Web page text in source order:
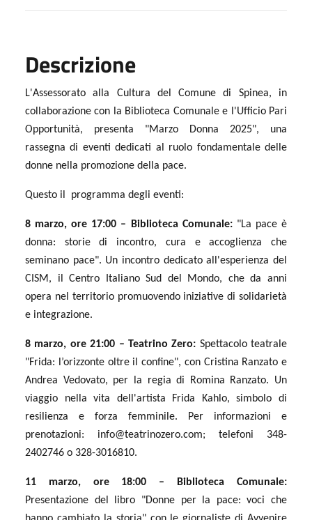
Descrizione
L'Assessorato alla Cultura del Comune di Spinea, in
collaborazione con la Biblioteca Comunale e l'Ufficio Pari
Opportunità, presenta "Marzo Donna 2025", una
rassegna di eventi dedicati al ruolo fondamentale delle
donne nella promozione della pace.
Questo il programma degli eventi:
8 marzo, ore 17:00 – Biblioteca Comunale:"La pace è
donna: storie di incontro, cura e accoglienza che
seminano pace". Un incontro dedicato all'esperienza del
CISM, il Centro Italiano Sud del Mondo, che da anni
opera nel territorio promuovendo iniziative di solidarietà
e integrazione.
8 marzo, ore 21:00 – Teatrino Zero: Spettacolo teatrale
"Frida: l’orizzonte oltre il confine", con Cristina Ranzato e
Andrea Vedovato, per la regia di Romina Ranzato. Un
viaggio nella vita dell'artista Frida Kahlo, simbolo di
resilienza e forza femminile. Per informazioni e
prenotazioni: info@teatrinozero.com; telefoni 348-
2402746 o 328-3016810.
11 marzo, ore 18:00 – Biblioteca Comunale:
Presentazione del libro "Donne per la pace: voci che